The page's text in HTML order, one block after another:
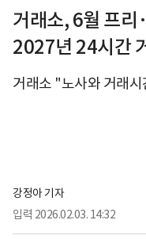
거래소, 6월 프
2027년 24시간
거래소 "노사와 거래
강정아 기자
입력 2026.02.03. 14:32